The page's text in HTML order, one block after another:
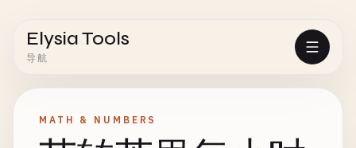
Elysia Tools
导航
MATH & NUMBERS